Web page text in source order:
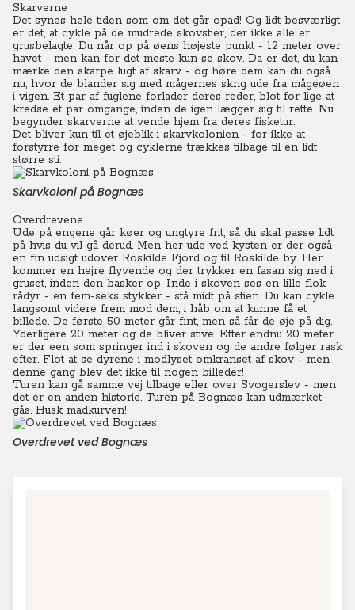
Skarverne
Det synes hele tiden som om det går opad! Og lidt besværligt
er det, at cykle på de mudrede skovstier, der ikke alle er
grusbelagte. Du når op på øens højeste punkt - 12 meter over
havet - men kan for det meste kun se skov. Da er det, du kan
mærke den skarpe lugt af skarv - og høre dem kan du også
nu, hvor de blander sig med mågernes skrig ude fra mågeøen
i vigen. Et par af fuglene forlader deres reder, blot for lige at
kredse et par omgange, inden de igen lægger sig til rette. Nu
begynder skarverne at vende hjem fra deres fisketur.
Det bliver kun til et øjeblik i skarvkolonien - for ikke at
forstyrre for meget og cyklerne trækkes tilbage til en lidt
større sti.
Skarvkoloni på Bognæs
Overdrevene
Ude på engene går køer og ungtyre frit, så du skal passe lidt
på hvis du vil gå derud. Men her ude ved kysten er der også
en fin udsigt udover Roskilde Fjord og til Roskilde by. Her
kommer en hejre flyvende og der trykker en fasan sig ned i
gruset, inden den basker op. Inde i skoven ses en lille flok
rådyr - en fem-seks stykker - stå midt på stien. Du kan cykle
langsomt videre frem mod dem, i håb om at kunne få et
billede. De første 50 meter går fint, men så får de øje på dig.
Yderligere 20 meter og de bliver stive. Efter endnu 20 meter
er der een som springer ind i skoven og de andre følger rask
efter. Flot at se dyrene i modlyset omkranset af skov - men
denne gang blev det ikke til nogen billeder!
Turen kan gå samme vej tilbage eller over Svogerslev - men
det er en anden historie. Turen på Bognæs kan udmærket
gås. Husk madkurven!
Overdrevet ved Bognæs